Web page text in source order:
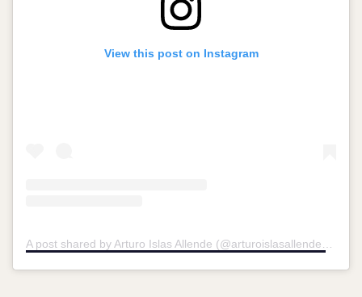
View this post on Instagram